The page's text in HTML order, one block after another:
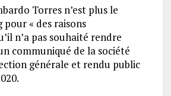
Torres n’est plus le
« des raisons
n’a pas souhaité rendre
communiqué de la société
générale et rendu public